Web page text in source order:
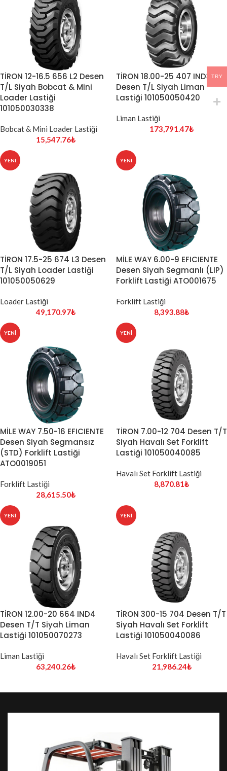
TİRON 12-16.5 656 L2 Desen
T/L Siyah Bobcat & Mini
Loader Lastiği
101050030338
Bobcat & Mini Loader Lastiği
15,547.76₺
TİRON 18.00-25 407 IND3
Desen T/L Siyah Liman
Lastiği 101050050420
Liman Lastiği
173,791.47₺
YENI
TİRON 17.5-25 674 L3 Desen
T/L Siyah Loader Lastiği
101050050629
Loader Lastiği
49,170.97₺
YENI
MİLE WAY 6.00-9 EFICIENTE
Desen Siyah Segmanlı (LIP)
Forklift Lastiği ATO001675
Forklift Lastiği
8,393.88₺
YENI
MİLE WAY 7.50-16 EFICIENTE
Desen Siyah Segmansız
(STD) Forklift Lastiği
ATO0019051
Forklift Lastiği
28,615.50₺
YENI
TİRON 7.00-12 704 Desen T/T
Siyah Havalı Set Forklift
Lastiği 101050040085
Havalı Set Forklift Lastiği
8,870.81₺
YENI
TİRON 12.00-20 664 IND4
Desen T/T Siyah Liman
Lastiği 101050070273
Liman Lastiği
63,240.26₺
YENI
TİRON 300-15 704 Desen T/T
Siyah Havalı Set Forklift
Lastiği 101050040086
Havalı Set Forklift Lastiği
21,986.24₺
TRY